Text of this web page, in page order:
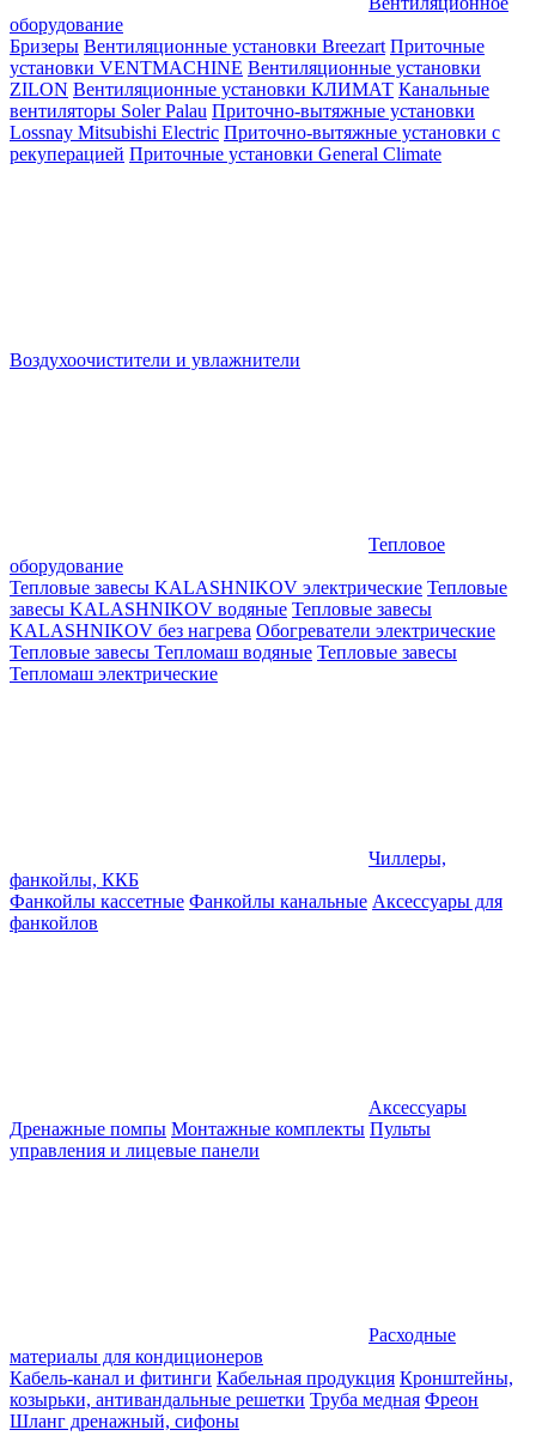
оборудование
Бризеры Вентиляционные установки Breezart Приточные
установки VENTMACHINE Вентиляционные установки
ZILON Вентиляционные установки КЛИМАТ Канальные
вентиляторы Soler Palau Приточно-вытяжные установки
Lossnay Mitsubishi Electric Приточно-вытяжные установки с
рекуперацией Приточные установки General Climate
Воздухоочистители и увлажнители
Тепловое
оборудование
Тепловые завесы KALASHNIKOV электрические Тепловые
завесы KALASHNIKOV водяные Тепловые завесы
KALASHNIKOV без нагрева Обогреватели электрические
Тепловые завесы Тепломаш водяные Тепловые завесы
Тепломаш электрические
Чиллеры,
фанкойлы, ККБ
Фанкойлы кассетные Фанкойлы канальные Аксессуары для
фанкойлов
Аксессуары
Дренажные помпы Монтажные комплекты Пульты
управления и лицевые панели
Расходные
материалы для кондиционеров
Кабель-канал и фитинги Кабельная продукция Кронштейны,
козырьки, антивандальные решетки Труба медная Фреон
Шланг дренажный, сифоны